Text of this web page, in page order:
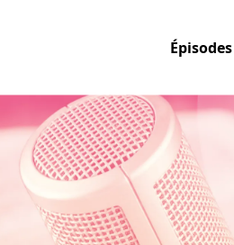
Épisodes